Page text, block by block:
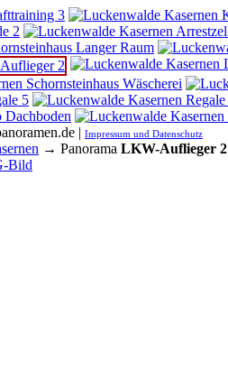
| Impressum und Datenschutz
→ Panorama LKW-Auflieger 2
Bild